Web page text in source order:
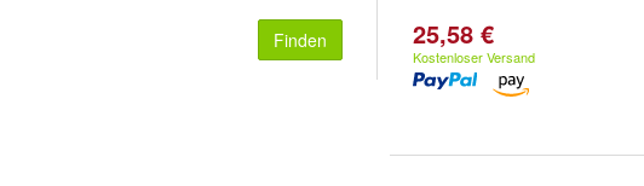
Finden 25,58 €
Kostenloser Versand